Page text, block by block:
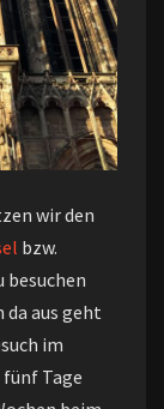
wir den
bzw.
besuchen
da aus geht
im
Tage